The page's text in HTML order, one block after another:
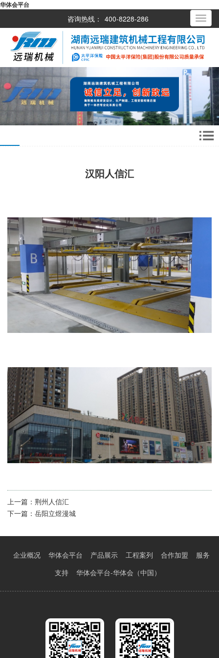
华体会平台
咨询热线： 400-8228-286
汉阳人信汇
上一篇： 荆州人信汇
下一篇： 岳阳立煜漫城
企业概况 华体会平台 产品展示 工程案列 合作加盟
服务
支持
华体会平台-华体会（中国）
Toggle